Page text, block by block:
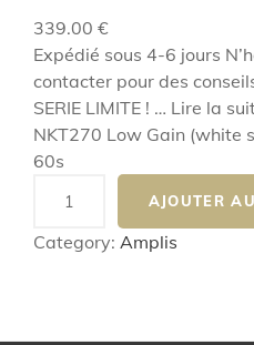
339.00 €
Expédié sous 4-6 jours
contacter pour des
SERIE LIMITE ! … Lire la
NKT270 Low Gain (white
60s
a
AJOUTER
Category: Amplis